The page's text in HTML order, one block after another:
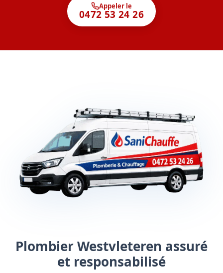
Appeler le
0472 53 24 26
Plombier Westvleteren assuré
et responsabilisé